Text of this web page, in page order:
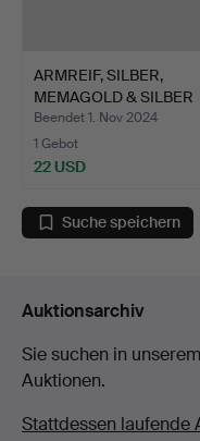
ARMREIF, SILBER,
MEMAGOLD & SILBER
LIDKÖPI…
Beendet 1. Nov 2024
1 Gebot
22 USD
Suche speichern
Auktionsarchiv
Sie suchen in
Auktionen.
Stattdessen laufende